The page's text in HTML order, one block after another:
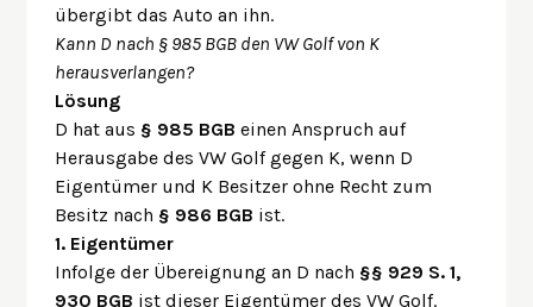
übergibt das Auto an ihn.
Kann D nach § 985 BGB den VW Golf von K
herausverlangen?
Lösung
D hat aus § 985 BGB einen Anspruch auf
Herausgabe des VW Golf gegen K, wenn D
Eigentümer und K Besitzer ohne Recht zum
Besitz nach § 986 BGB ist.
1. Eigentümer
Infolge der Übereignung an D nach §§ 929 S. 1,
930 BGB ist dieser Eigentümer des VW Golf.